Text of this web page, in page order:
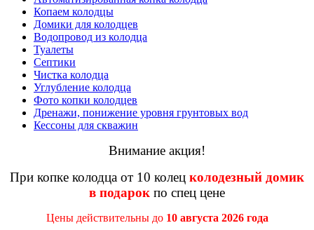
Копаем колодцы
Домики для колодцев
Водопровод из колодца
Туалеты
Септики
Чистка колодца
Углубление колодца
Фото копки колодцев
Дренажи, понижение уровня грунтовых вод
Кессоны для скважин
Внимание акция!
При копке колодца от 10 колец колодезный домик
в подарок по спец цене
Цены действительны до 10 августа 2026 года